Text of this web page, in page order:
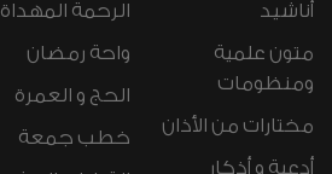
أناشيد
متون علمية
ومنظومات
مختارات من الأذان
أدعية و أذكار
الرحمة المهداة
واحة رمضان
الحج و العمرة
خطب جمعة